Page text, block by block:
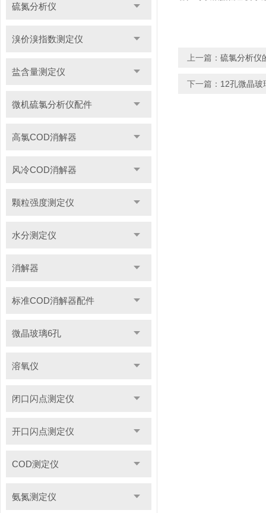
硫氮分析仪
溴价溴指数测定仪
盐含量测定仪
微机硫氯分析仪配件
高氯COD消解器
风冷COD消解器
颗粒强度测定仪
水分测定仪
消解器
标准COD消解器配件
微晶玻璃6孔
溶氧仪
闭口闪点测定仪
开口闪点测定仪
COD测定仪
氨氮测定仪
上一篇： 硫氯分析仪
下一篇： 12孔微晶玻